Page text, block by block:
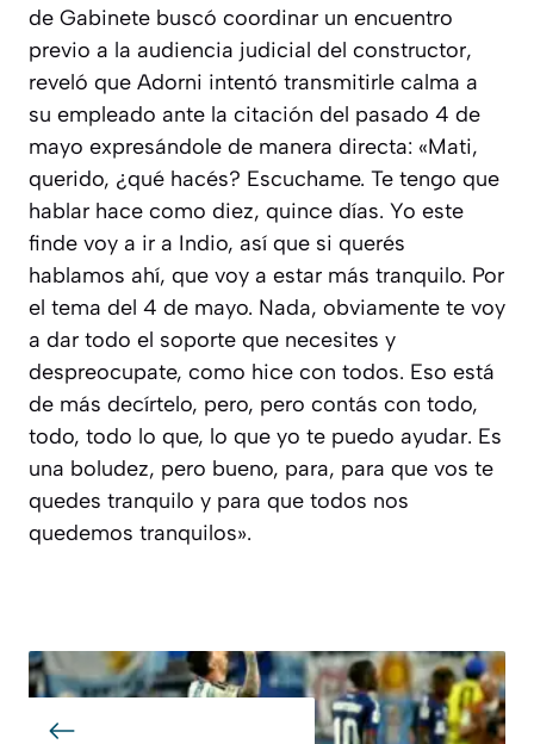
de Gabinete buscó coordinar un encuentro
previo a la audiencia judicial del constructor,
reveló que Adorni intentó transmitirle calma a
su empleado ante la citación del pasado 4 de
mayo expresándole de manera directa: «Mati,
querido, ¿qué hacés? Escuchame. Te tengo que
hablar hace como diez, quince días. Yo este
finde voy a ir a Indio, así que si querés
hablamos ahí, que voy a estar más tranquilo. Por
el tema del 4 de mayo. Nada, obviamente te voy
a dar todo el soporte que necesites y
despreocupate, como hice con todos. Eso está
de más decírtelo, pero, pero contás con todo,
todo, todo lo que, lo que yo te puedo ayudar. Es
una boludez, pero bueno, para, para que vos te
quedes tranquilo y para que todos nos
quedemos tranquilos».